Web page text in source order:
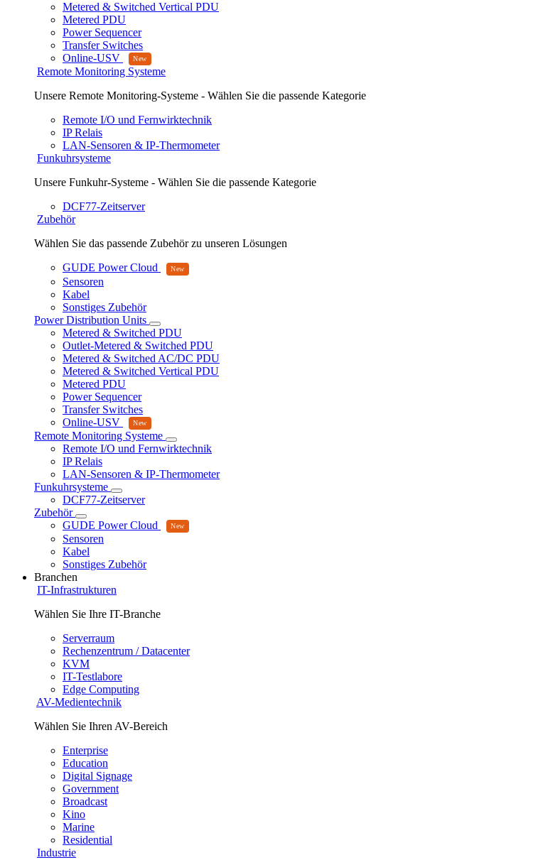
Metered & Switched Vertical PDU
Metered PDU
Power Sequencer
Transfer Switches
Online-USV
Remote Monitoring Systeme
Unsere Remote Monitoring-Systeme - Wählen Sie die passende Kategorie
Remote I/O und Fernwirktechnik
IP Relais
LAN-Sensoren & IP-Thermometer
Funkuhrsysteme
Unsere Funkuhr-Systeme - Wählen Sie die passende Kategorie
DCF77-Zeitserver
Zubehör
Wählen Sie das passende Zubehör zu unseren Lösungen
GUDE Power Cloud
Sensoren
Kabel
Sonstiges Zubehör
Power Distribution Units
Metered & Switched PDU
Outlet-Metered & Switched PDU
Metered & Switched AC/DC PDU
Metered & Switched Vertical PDU
Metered PDU
Power Sequencer
Transfer Switches
Online-USV
Remote Monitoring Systeme
Remote I/O und Fernwirktechnik
IP Relais
LAN-Sensoren & IP-Thermometer
Funkuhrsysteme
DCF77-Zeitserver
Zubehör
GUDE Power Cloud
Sensoren
Kabel
Sonstiges Zubehör
Branchen
IT-Infrastrukturen
Wählen Sie Ihre IT-Branche
Serverraum
Rechenzentrum / Datacenter
KVM
IT-Testlabore
Edge Computing
AV-Medientechnik
Wählen Sie Ihren AV-Bereich
Enterprise
Education
Digital Signage
Government
Broadcast
Kino
Marine
Residential
Industrie